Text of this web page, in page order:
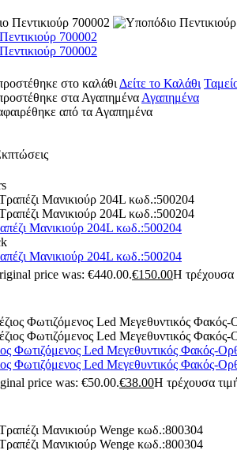
700002
700002
στο καλάθι Δείτε το Καλάθι
στα Αγαπημένα Αγαπημένα
από τα Αγαπημένα
Μανικιούρ 204L κωδ.:500204
Μανικιούρ 204L κωδ.:500204
price was: €440.00.€150.00Η τρέχουσα
Φωτιζόμενος Led Μεγεθυντικός Φακός-
Φωτιζόμενος Led Μεγεθυντικός Φακός-
price was: €50.00.€38.00Η τρέχουσα